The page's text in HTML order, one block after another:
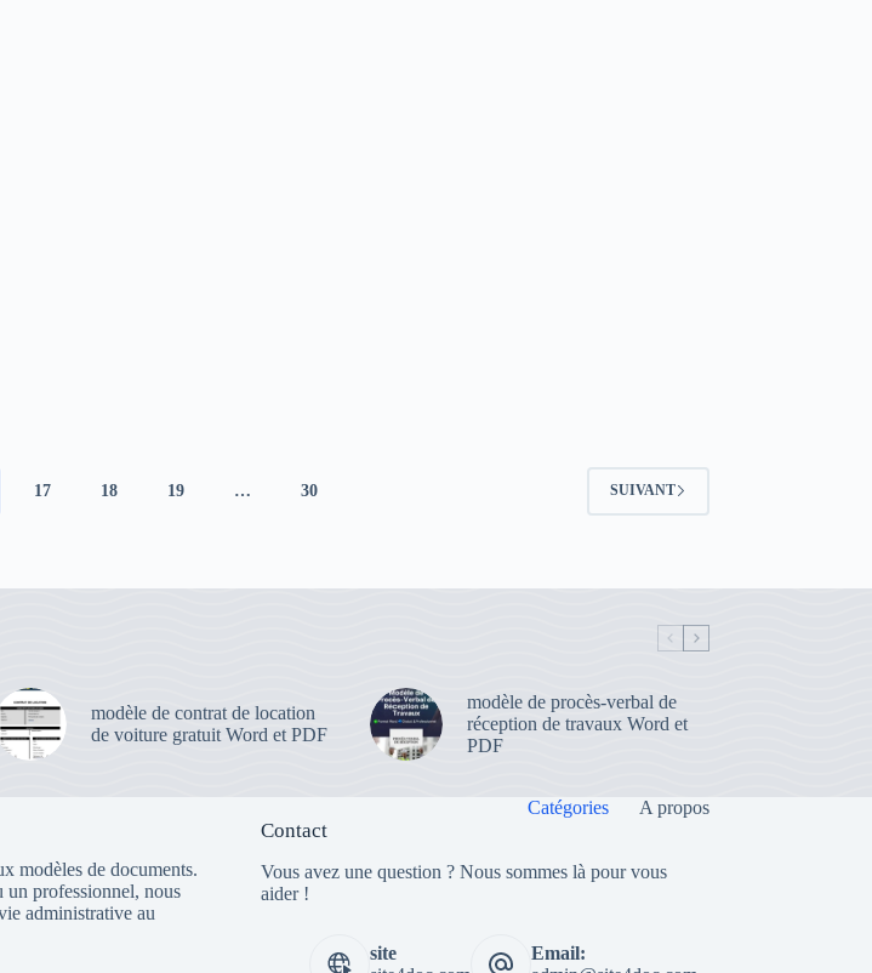
17 18 19 … 30 SUIVANT
modèle de contrat de location
de voiture gratuit Word et PDF
modèle de procès-verbal de
réception de travaux Word et
PDF
Catégories A propos
modèles de documents.
professionnel, nous
administrative au
Contact
Vous avez une question ? Nous sommes là pour vous
aider !
site
Email: